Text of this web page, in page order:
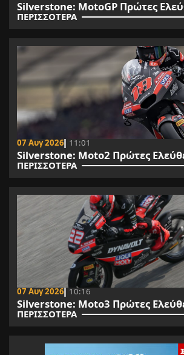
Silverstone: MotoGP Πρώτες
ΠΕΡΙΣΣΟΤΕΡΑ
07 Αυγ 2026 11:01
Silverstone: Moto2 Πρώτες
ΠΕΡΙΣΣΟΤΕΡΑ
07 Αυγ 2026 10:16
Silverstone: Moto3 Πρώτες
ΠΕΡΙΣΣΟΤΕΡΑ